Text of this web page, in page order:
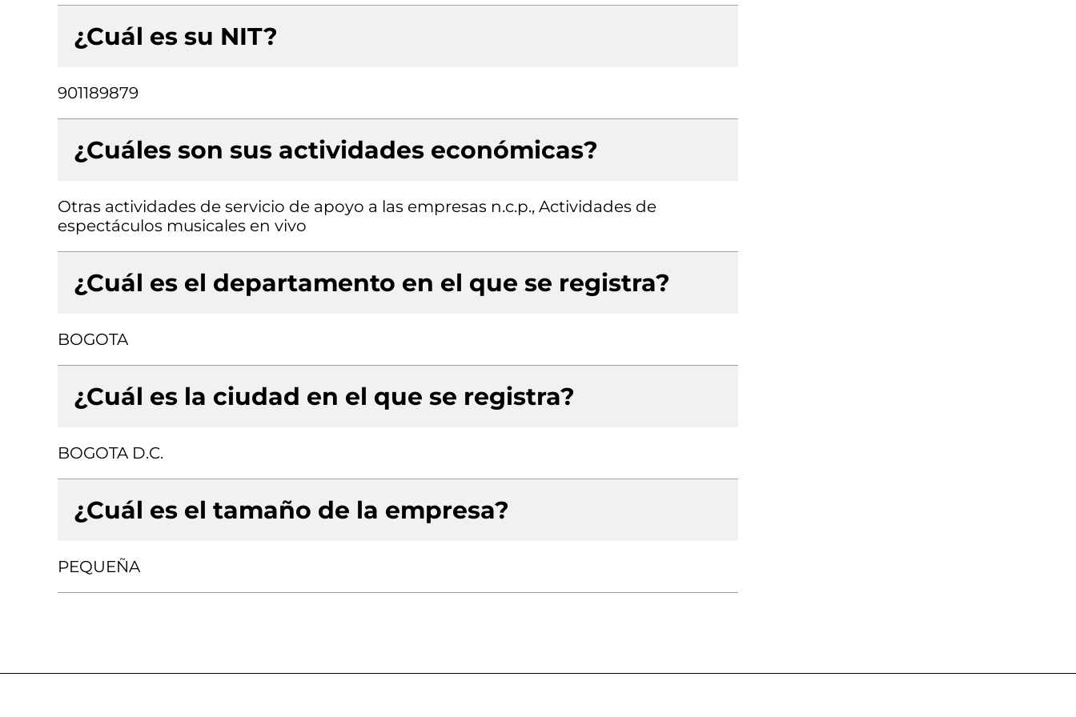
¿Cuál es su NIT?
901189879
¿Cuáles son sus actividades económicas?
Otras actividades de servicio de apoyo a las empresas n.c.p., Actividades de
espectáculos musicales en vivo
¿Cuál es el departamento en el que se registra?
BOGOTA
¿Cuál es la ciudad en el que se registra?
BOGOTA D.C.
¿Cuál es el tamaño de la empresa?
PEQUEÑA